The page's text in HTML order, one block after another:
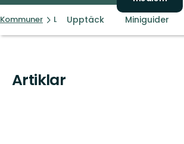
Kommuner LjusdalUpptäck Miniguider
Artiklar